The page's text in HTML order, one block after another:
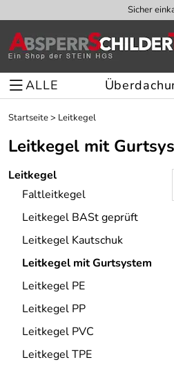
Sicher
ALLE
Startseite> Leitkegel
Leitkegel mit
Leitkegel
Faltleitkegel
Leitkegel BASt geprüft
Leitkegel Kautschuk
Leitkegel mit Gurtsystem
Leitkegel PE
Leitkegel PP
Leitkegel PVC
Leitkegel TPE